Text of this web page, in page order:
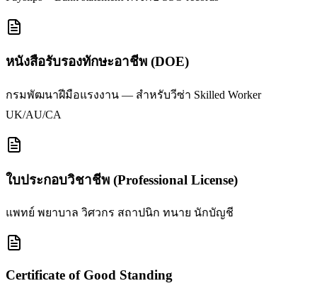
หนังสือรับรองทักษะอาชีพ (DOE)
กรมพัฒนาฝีมือแรงงาน — สำหรับวีซ่า Skilled Worker
UK/AU/CA
ใบประกอบวิชาชีพ (Professional License)
แพทย์ พยาบาล วิศวกร สถาปนิก ทนาย นักบัญชี
Certificate of Good Standing